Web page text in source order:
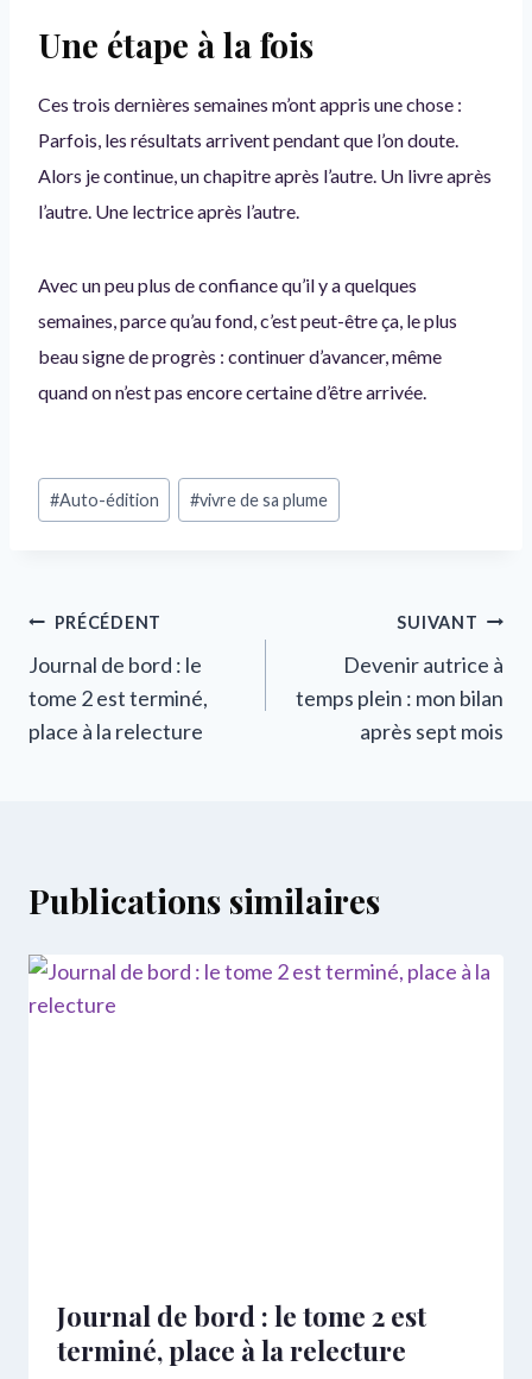
Une étape à la fois
Ces trois dernières semaines m’ont appris une chose :
Parfois, les résultats arrivent pendant que l’on doute.
Alors je continue, un chapitre après l’autre. Un livre après
l’autre. Une lectrice après l’autre.
Avec un peu plus de confiance qu’il y a quelques
semaines, parce qu’au fond, c’est peut-être ça, le plus
beau signe de progrès : continuer d’avancer, même
quand on n’est pas encore certaine d’être arrivée.
Étiquettes
de
#Auto-édition #vivre de sa plume
Navigation
de
l’article
PRÉCÉDENT
Journal de bord : le
tome 2 est terminé,
place à la relecture
SUIVANT
Devenir autrice à
temps plein : mon bilan
après sept mois
Publications similaires
Journal de bord : le tome 2 est
terminé, place à la relecture